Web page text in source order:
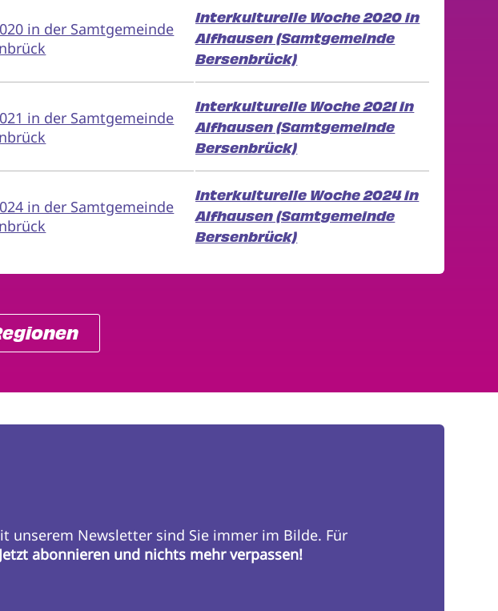
in der Samtgemeinde
Interkulturelle Woche 2020 in
Alfhausen (Samtgemeinde
Bersenbrück)
in der Samtgemeinde
Interkulturelle Woche 2021 in
Alfhausen (Samtgemeinde
Bersenbrück)
in der Samtgemeinde
Interkulturelle Woche 2024 in
Alfhausen (Samtgemeinde
Bersenbrück)
unserem Newsletter sind Sie immer im Bilde. Für
Jetzt abonnieren und nichts mehr verpassen!